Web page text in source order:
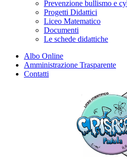
Prevenzione bullismo e
Progetti Didattici
Liceo Matematico
Documenti
Le schede didattiche
Albo Online
Amministrazione Trasparente
Contatti